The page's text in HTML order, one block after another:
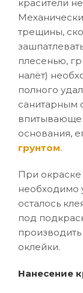
красители
трещины,
плесенью,
налёт)
полного
санитарным
основания,
грунтом.
При окраске
необходимо
осталось
под
оклейки.
Нанесение